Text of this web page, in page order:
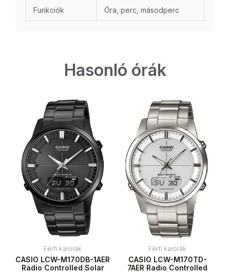
Funkciók Óra, perc, másodperc
Hasonló órák
Férfi karórák
CASIO LCW-M170DB-1AER
Radio Controlled Solar
Férfi karórák
CASIO LCW-M170TD-
7AER Radio Controlled